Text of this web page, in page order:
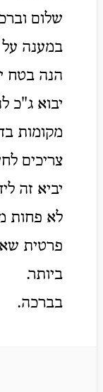
שלום
במענה
הנה בטח
יבוא ג"כ
מקומות
צריכים
יביא זה
לא פחות
פרטית
ביותר.
בברכה.